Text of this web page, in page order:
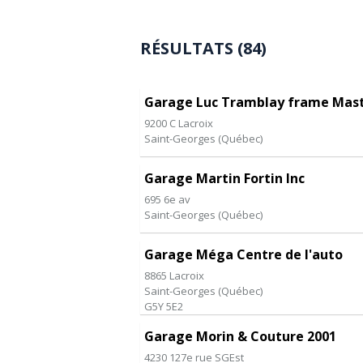
RÉSULTATS (84)
Garage Luc Tramblay frame
9200 C Lacroix
Saint-Georges (Québec)
Garage Martin Fortin Inc
695 6e av
Saint-Georges (Québec)
Garage Méga Centre de l'auto
8865 Lacroix
Saint-Georges (Québec)
G5Y 5E2
Garage Morin & Couture 2001
4230 127e rue SGEst